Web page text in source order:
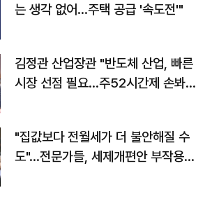
는 생각 없어…주택 공급 '속도전'"
김정관 산업장관 "반도체 산업, 빠른
시장 선점 필요…주52시간제 손봐
"집값보다 전월세가 더 불안해질 수
도"…전문가들, 세제개편안 부작용